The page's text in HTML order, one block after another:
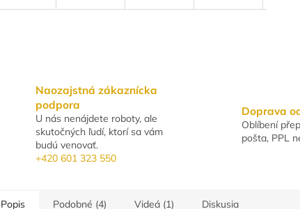
Naozajstná zákaznícka
podpora
U nás nenájdete roboty, ale
skutočných ľudí, ktorí sa vám
budú venovať.
+420 601 323 550
Doprava
Oblíbení
pošta, PPL
Popis Podobné (4) Videá (1) Diskusia